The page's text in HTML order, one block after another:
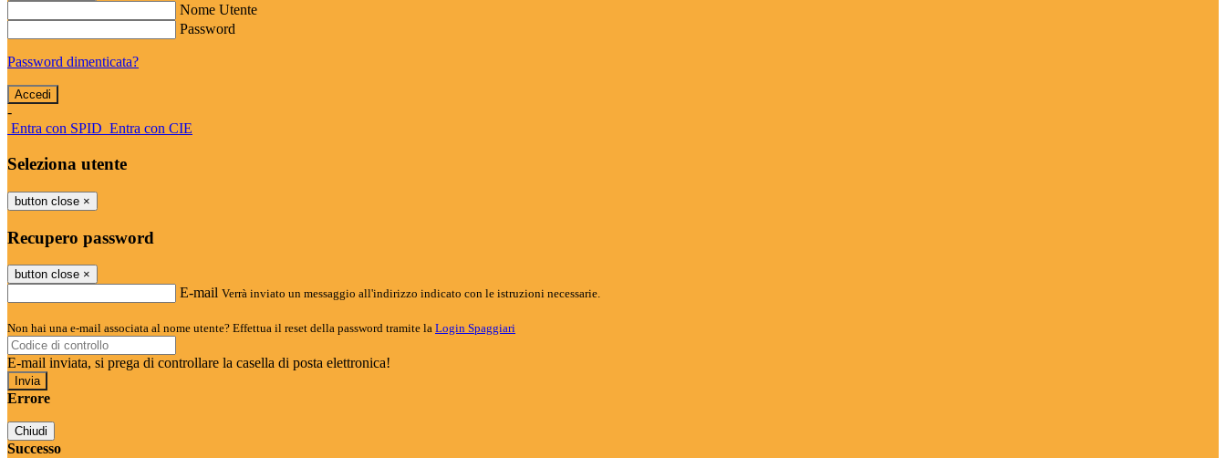
Nome Utente
Password
Password dimenticata?
-
Entra con SPID Entra con CIE
Seleziona utente
button close ×
Recupero password
button close ×
E-mail Verrà inviato un messaggio all'indirizzo indicato con le istruzioni necessarie.
Non hai una e-mail associata al nome utente? Effettua il reset della password tramite la Login Spaggiari
E-mail inviata, si prega di controllare la casella di posta elettronica!
Errore
Chiudi
Successo